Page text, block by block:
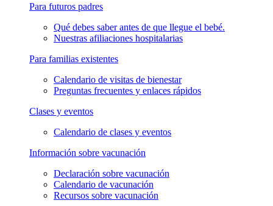
Para futuros padres
Qué debes saber antes de que llegue el bebé.
Nuestras afiliaciones hospitalarias
Para familias existentes
Calendario de visitas de bienestar
Preguntas frecuentes y enlaces rápidos
Clases y eventos
Calendario de clases y eventos
Información sobre vacunación
Declaración sobre vacunación
Calendario de vacunación
Recursos sobre vacunación